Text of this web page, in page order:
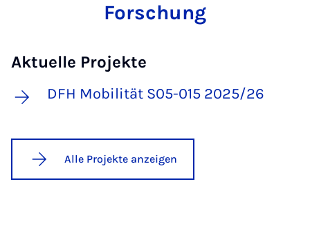
Forschung
Aktuelle Projekte
DFH Mobilität S05-015 2025/26
Alle Projekte anzeigen